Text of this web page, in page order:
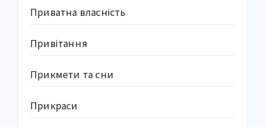
Приватна власність
Привітання
Прикмети та сни
Прикраси